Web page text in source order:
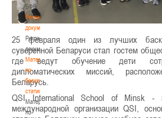
БФБ
Регламентирующие
документы
Регламентирующие
документы
Материалы
по
баскетбольной
статистике
Материалы
по
25 февраля один из лучших
суверенной Беларуси стал гостем
где ведут обучение дети
дипломатических миссий,
Беларусь.
QSI International School of Minsk
международной организации QSI,